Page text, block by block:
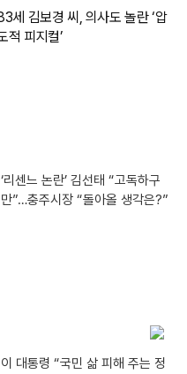
‘리센느 논란’ 김선태 “고독하구
만”…충주시장 “돌아올 생각은?”
이 대통령 “국민 삶 피해 주는 정